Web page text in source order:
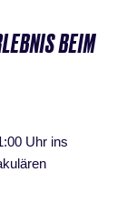
BEIM
Uhr ins